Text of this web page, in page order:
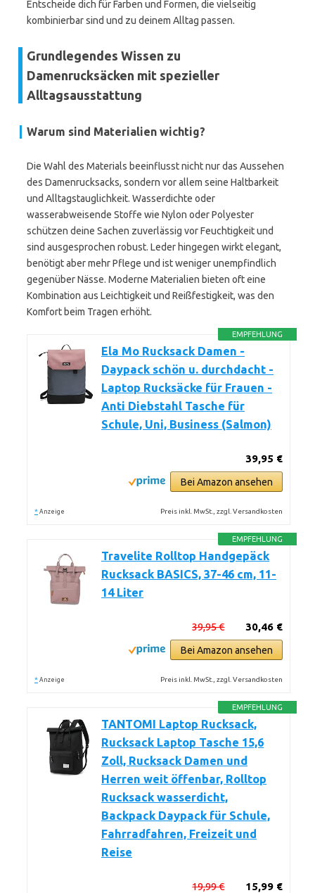
Entscheide dich für Farben und Formen, die vielseitig
kombinierbar sind und zu deinem Alltag passen.
Grundlegendes Wissen zu
Damenrucksäcken mit spezieller
Alltagsausstattung
Warum sind Materialien wichtig?
Die Wahl des Materials beeinflusst nicht nur das Aussehen
des Damenrucksacks, sondern vor allem seine Haltbarkeit
und Alltagstauglichkeit. Wasserdichte oder
wasserabweisende Stoffe wie Nylon oder Polyester
schützen deine Sachen zuverlässig vor Feuchtigkeit und
sind ausgesprochen robust. Leder hingegen wirkt elegant,
benötigt aber mehr Pflege und ist weniger unempfindlich
gegenüber Nässe. Moderne Materialien bieten oft eine
Kombination aus Leichtigkeit und Reißfestigkeit, was den
Komfort beim Tragen erhöht.
EMPFEHLUNG
Ela Mo Rucksack Damen -
Daypack schön u. durchdacht -
Laptop Rucksäcke für Frauen -
Anti Diebstahl Tasche für
Schule, Uni, Business (Salmon)
39,95 €
Bei Amazon ansehen
* Anzeige Preis inkl. MwSt., zzgl. Versandkosten
EMPFEHLUNG
Travelite Rolltop Handgepäck
Rucksack BASICS, 37-46 cm, 11-
14 Liter
30,46 €
39,95 €
Bei Amazon ansehen
* Anzeige Preis inkl. MwSt., zzgl. Versandkosten
EMPFEHLUNG
TANTOMI Laptop Rucksack,
Rucksack Laptop Tasche 15,6
Zoll, Rucksack Damen und
Herren weit öffenbar, Rolltop
Rucksack wasserdicht,
Backpack Daypack für Schule,
Fahrradfahren, Freizeit und
Reise
15,99 €
19,99 €